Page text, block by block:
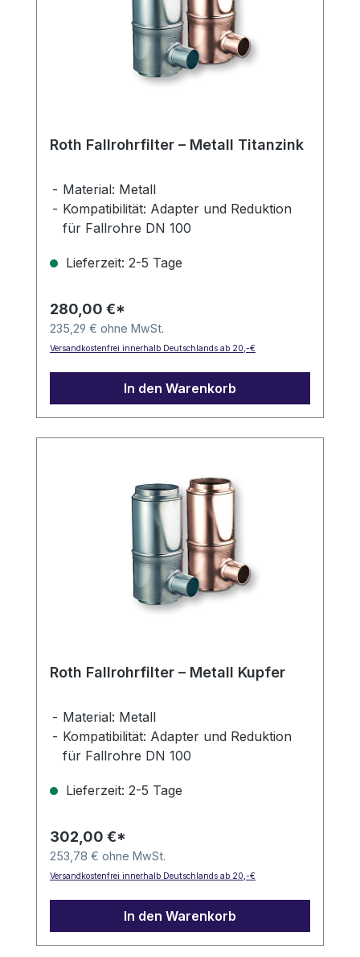
Roth Fallrohrfilter – Metall Titanzink
Material: Metall
Kompatibilität: Adapter und Reduktion
für Fallrohre DN 100
Lieferzeit: 2-5 Tage
280,00 €*
235,29 € ohne MwSt.
Versandkostenfrei innerhalb Deutschlands ab 20,-€
In den Warenkorb
Roth Fallrohrfilter – Metall Kupfer
Material: Metall
Kompatibilität: Adapter und Reduktion
für Fallrohre DN 100
Lieferzeit: 2-5 Tage
302,00 €*
253,78 € ohne MwSt.
Versandkostenfrei innerhalb Deutschlands ab 20,-€
In den Warenkorb